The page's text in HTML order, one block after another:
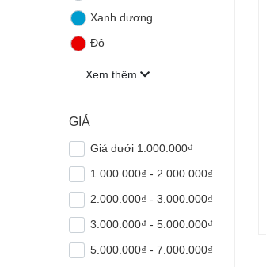
Xanh dương
Đỏ
Xem thêm
GIÁ
Giá dưới 1.000.000₫
1.000.000₫ - 2.000.000₫
2.000.000₫ - 3.000.000₫
3.000.000₫ - 5.000.000₫
5.000.000₫ - 7.000.000₫